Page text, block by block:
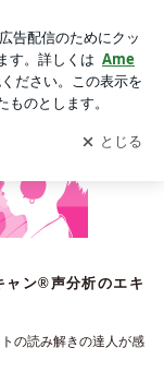
受け取りまし
開く
ャン®︎声分析のエキ
の読み解きの達人が感